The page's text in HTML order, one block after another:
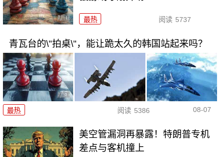
最热 阅读 5737
青瓦台的\"拍桌\"，能让跪太久的韩国站起来吗？
最热 阅读 5386 08-07
美空管漏洞再暴露！特朗普专机
差点与客机撞上